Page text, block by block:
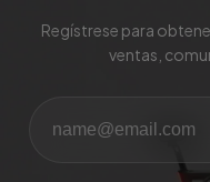
Regístrese para
ventas,